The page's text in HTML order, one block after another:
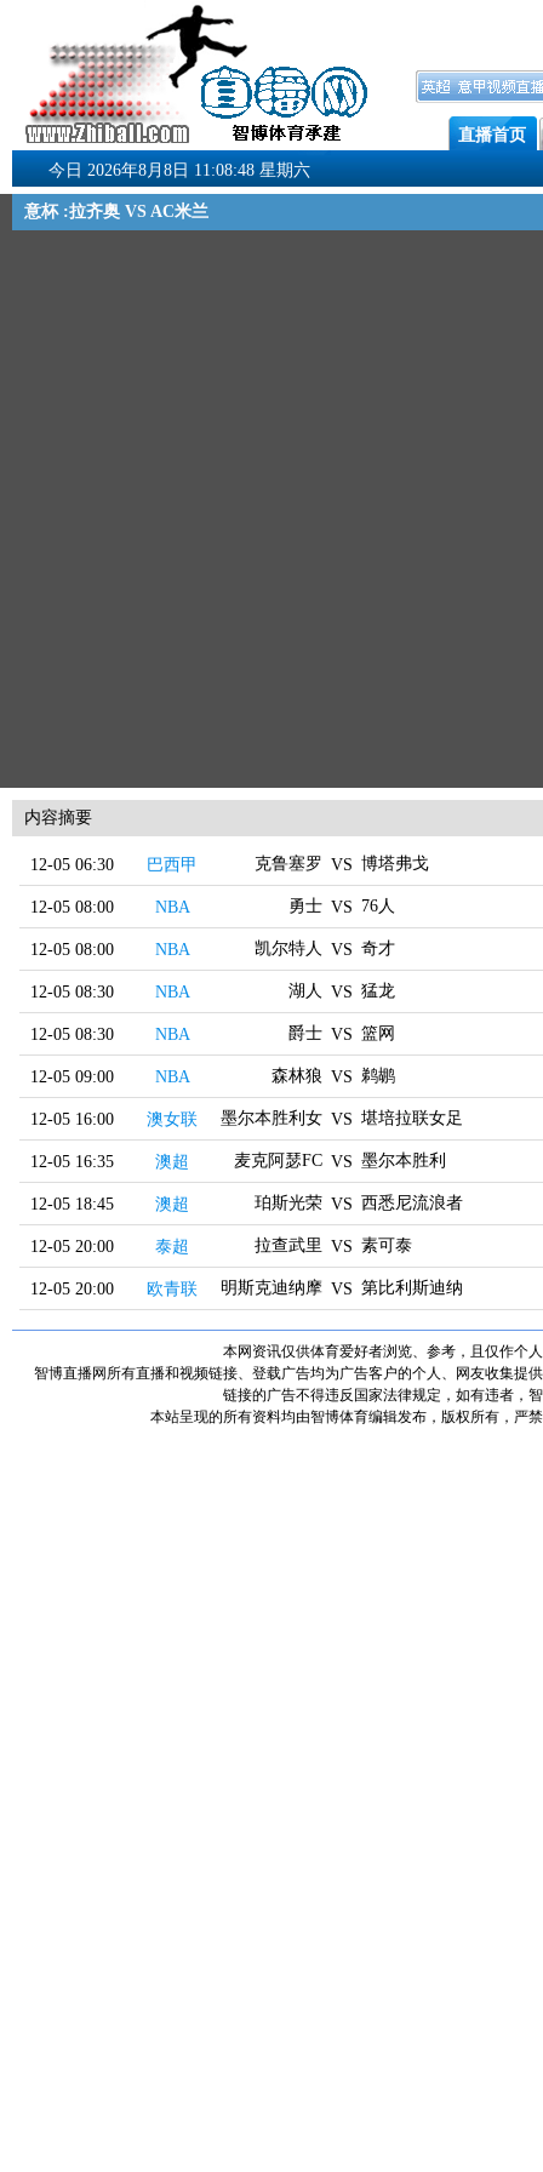
直播首页
今日 2026年8月8日 11:08:49 星期六
意杯 :拉齐奥 VS AC米兰
内容摘要
12-05 06:30 巴西甲 克鲁塞罗 VS 博塔弗戈
12-05 08:00 NBA 勇士 VS 76人
12-05 08:00 NBA 凯尔特人 VS 奇才
12-05 08:30 NBA 湖人 VS 猛龙
12-05 08:30 NBA 爵士 VS 篮网
12-05 09:00 NBA 森林狼 VS 鹈鹕
12-05 16:00 澳女联 墨尔本胜利女足VS 堪培拉联女足
12-05 16:35 澳超 麦克阿瑟FC VS 墨尔本胜利
12-05 18:45 澳超 珀斯光荣 VS 西悉尼流浪者
12-05 20:00 泰超 拉查武里 VS 素可泰
12-05 20:00 欧青联 明斯克迪纳摩U19
VS 第比利斯迪纳摩U19
本网资讯仅供体育爱好者浏览、参考，且仅作个
智博直播网所有直播和视频链接、登载广告均为广告客户的个人、网友收集提
链接的广告不得违反国家法律规定，如有违者，
本站呈现的所有资料均由智博体育编辑发布，版权所有，严